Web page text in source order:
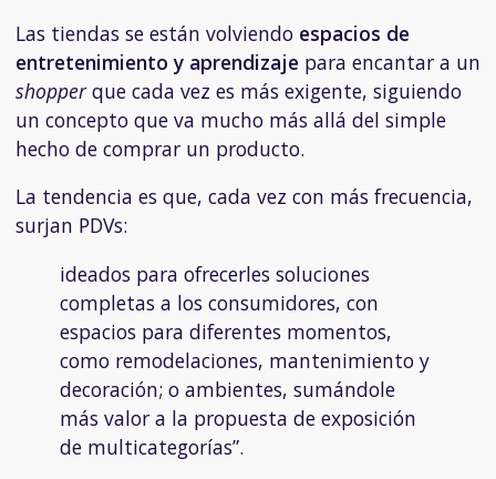
Las tiendas se están volviendo espacios de
entretenimiento y aprendizaje para encantar a un
shopperque cada vez es más exigente, siguiendo
un concepto que va mucho más allá del simple
hecho de comprar un producto.
La tendencia es que, cada vez con más frecuencia,
surjan PDVs:
ideados para ofrecerles soluciones
completas a los consumidores, con
espacios para diferentes momentos,
como remodelaciones, mantenimiento y
decoración; o ambientes, sumándole
más valor a la propuesta de exposición
de multicategorías”.